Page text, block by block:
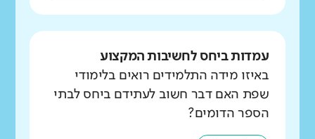
עמדות ביחס לחשיבות המקצוע
באיזו מידה התלמידים רואים בלימודי
שפת האם דבר חשוב לעתידם ביחס לבתי
הספר הדומים?